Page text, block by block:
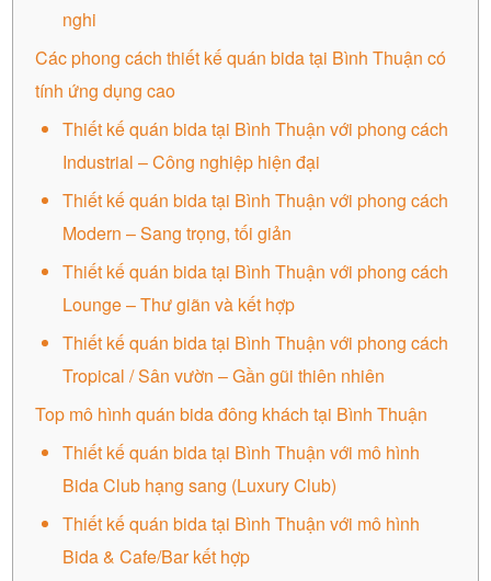
nghi
Các phong cách thiết kế quán bida tại Bình Thuận có
tính ứng dụng cao
Thiết kế quán bida tại Bình Thuận với phong cách
Industrial – Công nghiệp hiện đại
Thiết kế quán bida tại Bình Thuận với phong cách
Modern – Sang trọng, tối giản
Thiết kế quán bida tại Bình Thuận với phong cách
Lounge – Thư giãn và kết hợp
Thiết kế quán bida tại Bình Thuận với phong cách
Tropical / Sân vườn – Gần gũi thiên nhiên
Top mô hình quán bida đông khách tại Bình Thuận
Thiết kế quán bida tại Bình Thuận với mô hình
Bida Club hạng sang (Luxury Club)
Thiết kế quán bida tại Bình Thuận với mô hình
Bida & Cafe/Bar kết hợp